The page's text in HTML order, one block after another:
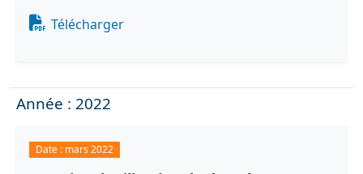
Document
Télécharger
Année : 2022
Date : mars 2022